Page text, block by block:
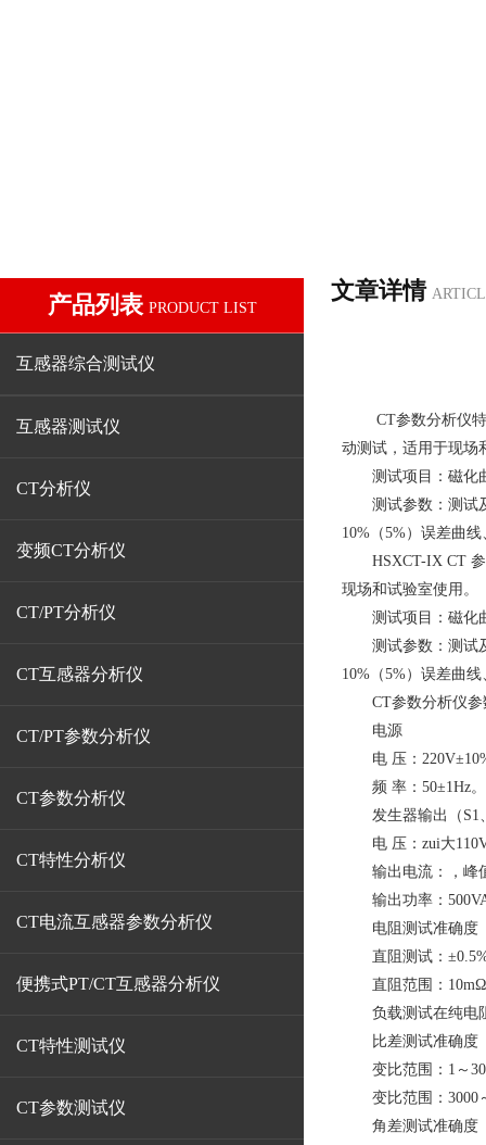
产品列表 PRODUCT LIST
互感器综合测试仪
互感器测试仪
CT分析仪
变频CT分析仪
CT/PT分析仪
CT互感器分析仪
CT/PT参数分析仪
CT参数分析仪
CT特性分析仪
CT电流互感器参数分析仪
便携式PT/CT互感器分析仪
CT特性测试仪
CT参数测试仪
文章详情
CT参数分析仪
动测试，适用于现场
测试项目：磁化曲
测试参数：测试及
10%（5%）误差曲
HSXCT-IX CT 参
现场和试验室使用。
测试项目：磁化曲
测试参数：测试及
10%（5%）误差曲
CT参数分析仪参
电源
电 压：
频 率：50±1Hz。
发生器输出（S1
电 压：zui大110V
输出电流：，峰
输出功率：500VA
电阻测试准确度
直阻测试：±0.5%
直阻范围：10mΩ
负载测试在纯电阻
比差测试准确度
变比范围：1～
变比范围：3000
角差测试准确度